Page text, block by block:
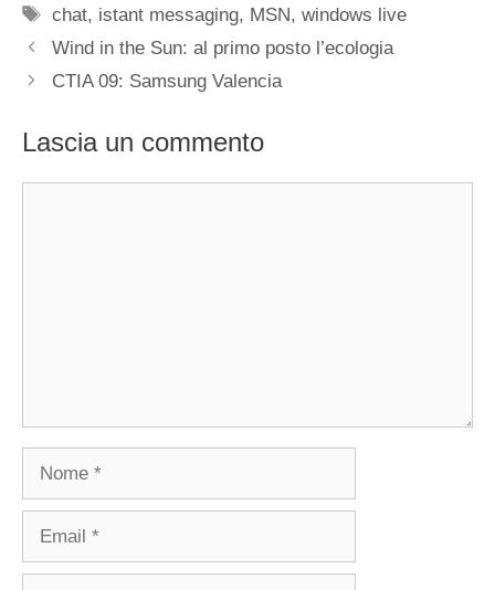
Tag
chat, istant messaging, MSN,windows live
Wind in the Sun: al primo posto l’ecologia
CTIA 09: Samsung Valencia
Lascia un commento